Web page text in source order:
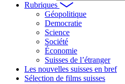
Rubriques
Géopolitique
Democratie
Science
Société
Économie
Suisses de l’étranger
Les nouvelles suisses en bref
Sélection de films suisses